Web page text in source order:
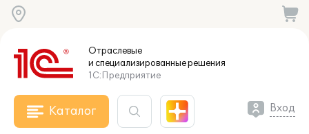
Отраслевые
и специализированныерешения
1С:Предприятие
Каталог Вход